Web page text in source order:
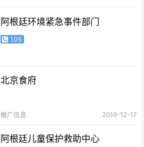
阿根廷环境紧急事件部门
105
北京食府
推广信息 2019-12-17
阿根廷儿童保护救助中心